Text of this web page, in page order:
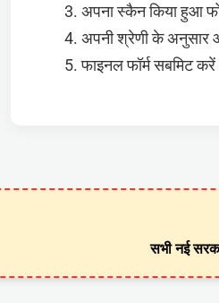
अपना स्कैन किया हुआ
अपनी श्रेणी के
फाइनल फॉर्म सबमिट
सभी नई